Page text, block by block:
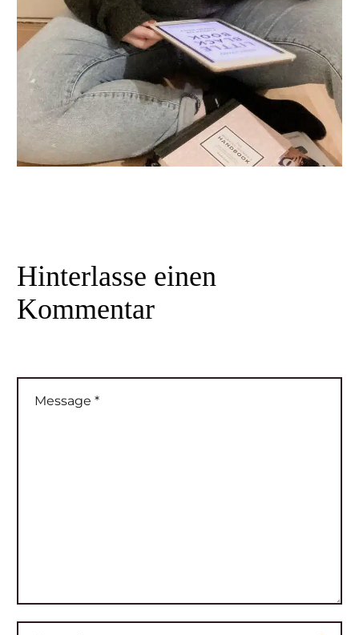
Hinterlasse einen
Kommentar